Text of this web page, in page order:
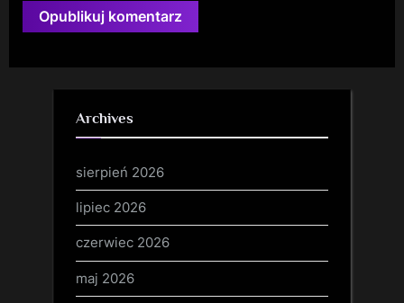
Archives
sierpień 2026
lipiec 2026
czerwiec 2026
maj 2026